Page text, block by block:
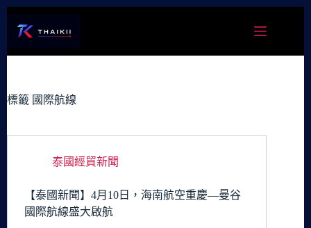
容
標籤 國際航線
泰國經貿新聞
【泰國新聞】4月10日，海南航空重慶—曼谷
國際航線盛大啟航